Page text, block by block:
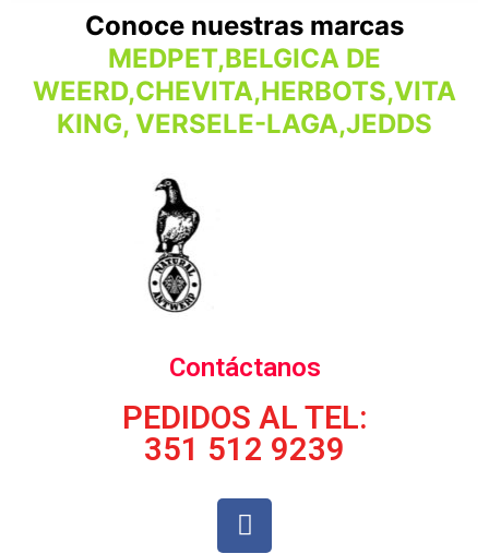
Conoce nuestras marcas
MEDPET,BELGICA DE
WEERD,CHEVITA,HERBOTS,VITA
KING, VERSELE-LAGA,JEDDS
Contáctanos
PEDIDOS AL TEL:
351 512 9239